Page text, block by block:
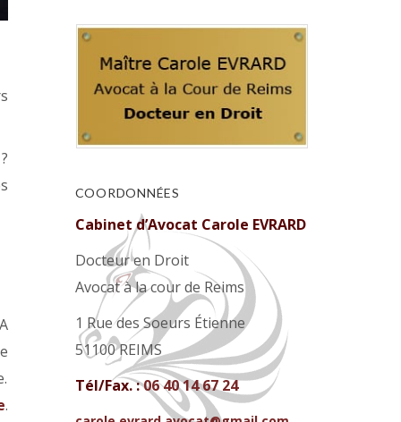
.
COORDONNÉES
Cabinet d’Avocat Carole EVRARD
Docteur en Droit
Avocat à la cour de Reims
1 Rue des Soeurs Étienne
51100 REIMS
Tél/Fax. :06 40 14 67 24